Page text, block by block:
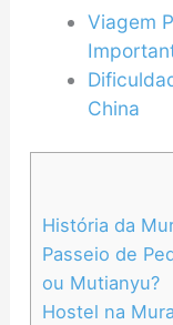
Viagem
China
História da
Passeio de
ou Mutianyu?
Hostel na